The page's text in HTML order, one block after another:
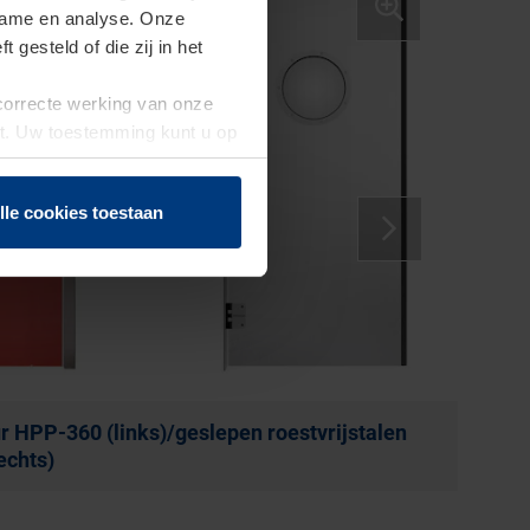
en analyse. Onze
gesteld of die zij in het
werking van onze
Uw toestemming kunt u op
of herroepen.
cookies toestaan
HPH-180 (links) HPL-pendeldeur HPL-